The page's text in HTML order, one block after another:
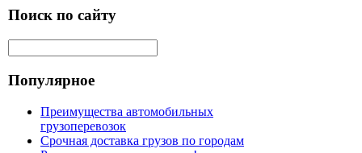
Поиск по сайту
Популярное
Преимущества автомобильных
грузоперевозок
Срочная доставка грузов по городам